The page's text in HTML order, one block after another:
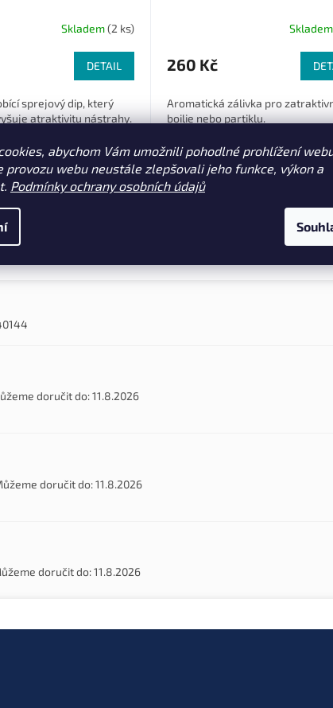
abychom Vám umožnili pohodlné prohlížení
provozu webu neustále zlepšovali jeho funkce, výkon a
Podmínky ochrany osobních údajů
Skladem(2 ks)
DETAIL
sprejový dip, který
atraktivitu nástrahy.
a atraktorů, které se
plovoucí boilies...
(M36005)
Chocolate Orange Fizz (M36006)
Skladem
260 Kč
Aromatická zálivka pro
boilie nebo partiklu.
Garlic Fish (41340)
doručit do:11.8.2026
doručit do:11.8.2026
doručit do:11.8.2026